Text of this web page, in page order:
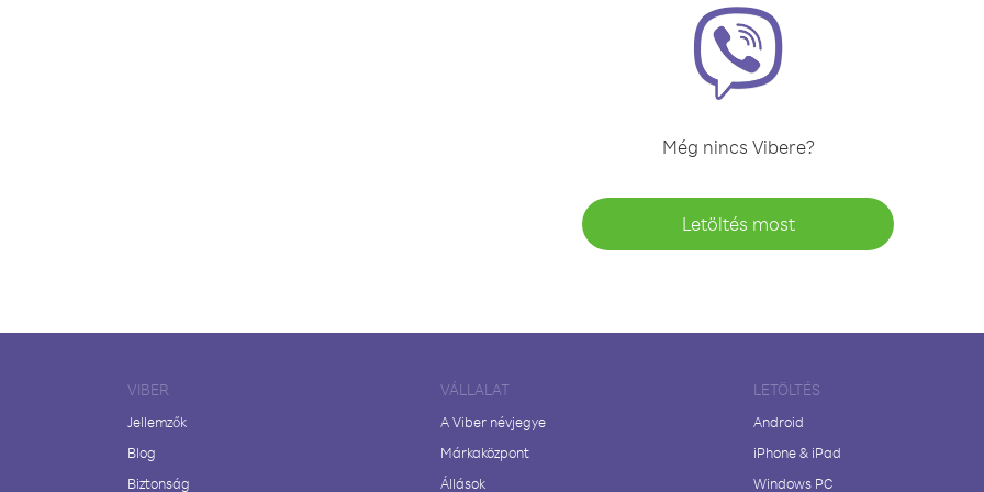
Még nincs Vibere?
Letöltés most
VIBER
Jellemzők
Blog
Biztonság
VÁLLALAT
A Viber névjegye
Márkaközpont
Állások
LETÖLTÉS
Android
iPhone & iPad
Windows PC